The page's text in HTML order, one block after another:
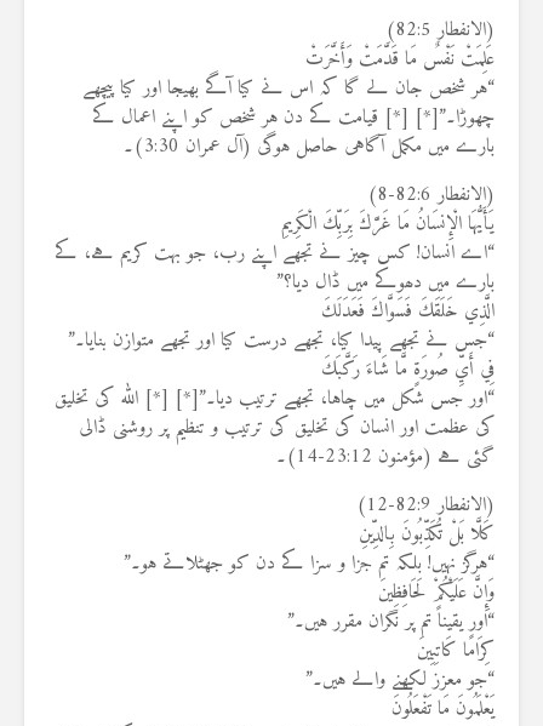
(الانفطار 82:5)
عَلِمَتْ نَفْسٌ مَا قَدَّمَتْ وَأَخَّرَتْ
“ہر شخص جان لے گا کہ اس نے کیا آگے بھیجا اور کیا پیچھے
چھوڑا۔”[*] [*] قیامت کے دن ہر شخص کو اپنے اعمال کے
بارے میں مکمل آگاہی حاصل ہوگی (آل عمران 3:30)۔
(الانفطار 82:6-8)
يَأَيُّهَا الْإِنسَانُ مَا غَرَّكَ بِرَبِّكَ الْكَرِيمِ
“اے انسان! کس چیز نے تجھے اپنے رب، جو بہت کریم ہے، کے
بارے میں دھوکے میں ڈال دیا؟”
الَّذِي خَلَقَكَ فَسَوَّاكَ فَعَدَلَكَ
“جس نے تجھے پیدا کیا، تجھے درست کیا اور تجھے متوازن بنایا۔”
فِي أَيِّ صُورَةٍ مَّا شَاءَ رَكَّبَكَ
“اور جس شکل میں چاہا، تجھے ترتیب دیا۔”[*] [*] اللہ کی تخلیق
کی عظمت اور انسان کی تخلیق کی ترتیب و تنظیم پر روشنی ڈالی
گئی ہے (مؤمنون 23:12-14)۔
(الانفطار 82:9-12)
كَلَّا بَلْ تُكَذِّبُونَ بِالدِّينِ
“ہرگز نہیں! بلکہ تم جزا و سزا کے دن کو جھٹلاتے ہو۔”
وَإِنَّ عَلَيْكُمْ لَحَافِظِينَ
“اور یقیناً تم پر نگران مقرر ہیں۔”
كِرَامًا كَاتِبِينَ
“جو معزز لکھنے والے ہیں۔”
يَعْلَمُونَ مَا تَفْعَلُونَ